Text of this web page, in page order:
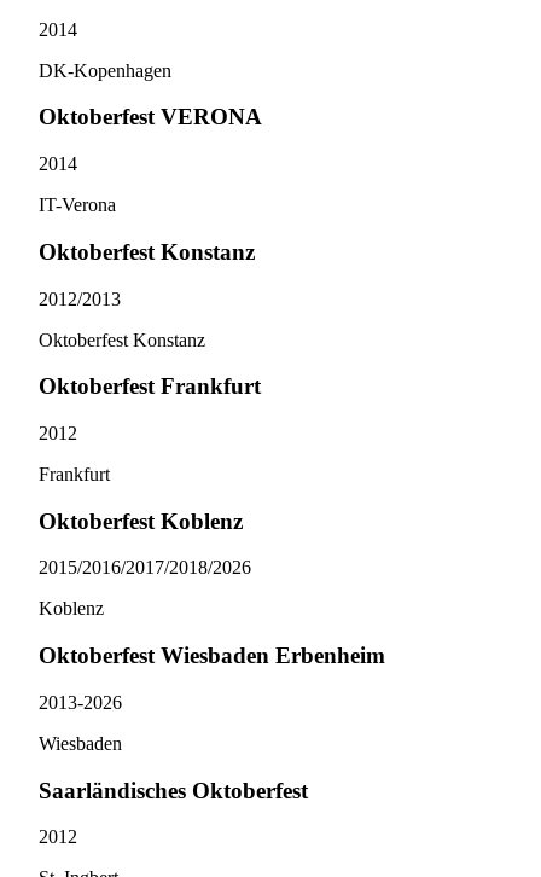
2014
DK-Kopenhagen
Oktoberfest VERONA
2014
IT-Verona
Oktoberfest Konstanz
2012/​2013
Oktoberfest Konstanz
Oktoberfest Frankfurt
2012
Frankfurt
Oktoberfest Koblenz
2015/​2016/​2017/​2018/​2026
Koblenz
Oktoberfest Wiesbaden Erbenheim
2013-2026
Wiesbaden
Saarländisches Oktoberfest
2012